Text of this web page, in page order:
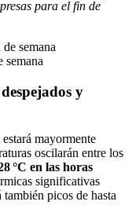
para el fin de
semana
y
mayormente
oscilarán entre los
°C en las horas
significativas
picos de hasta